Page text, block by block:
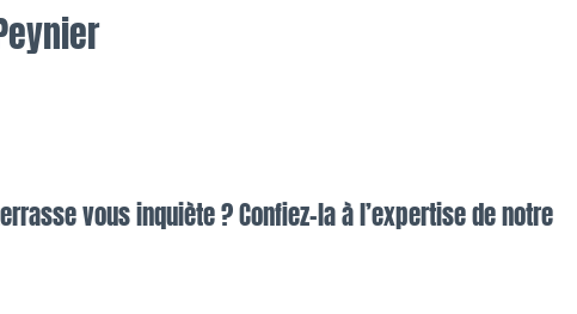
vous inquiète ? Confiez-la à l’expertise de notre